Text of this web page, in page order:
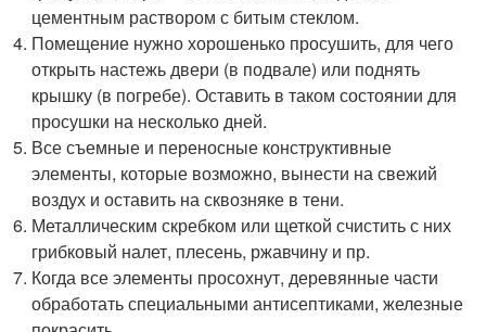
цементным раствором с битым стеклом.
Помещение нужно хорошенько просушить, для чего
открыть настежь двери (в подвале) или поднять
крышку (в погребе). Оставить в таком состоянии для
просушки на несколько дней.
Все съемные и переносные конструктивные
элементы, которые возможно, вынести на свежий
воздух и оставить на сквозняке в тени.
Металлическим скребком или щеткой счистить с них
грибковый налет, плесень, ржавчину и пр.
Когда все элементы просохнут, деревянные части
обработать специальными антисептиками, железные